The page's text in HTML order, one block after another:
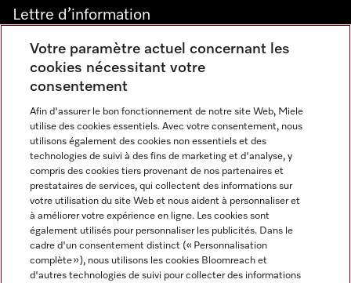
Lettre d’information
Langue
FRANCAIS
Miele sur Instagram
Miele sur Youtube
Votre paramètre actuel concernant les
cookies nécessitant votre
consentement
Afin d'assurer le bon fonctionnement de notre site Web, Miele
utilise des cookies essentiels. Avec votre consentement, nous
utilisons également des cookies non essentiels et des
technologies de suivi à des fins de marketing et d'analyse, y
compris des cookies tiers provenant de nos partenaires et
prestataires de services, qui collectent des informations sur
votre utilisation du site Web et nous aident à personnaliser et
à améliorer votre expérience en ligne. Les cookies sont
également utilisés pour personnaliser les publicités. Dans le
cadre d'un consentement distinct (« Personnalisation
complète »), nous utilisons les cookies Bloomreach et
d'autres technologies de suivi pour collecter des informations